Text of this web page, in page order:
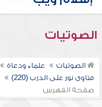
الصوتيات
الصوتيات علماء ودعاة
فتاوى نور على الدرب (220)
صفحة الفهرس